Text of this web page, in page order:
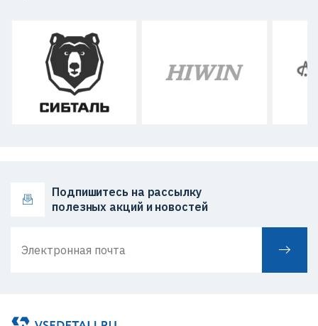
Подпишитесь на рассылку
полезных акций и новостей